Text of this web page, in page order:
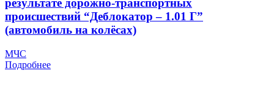
результате дорожно-транспортных
происшествий “Деблокатор – 1.01 Г”
(автомобиль на колёсах)
МЧС
Подробнее